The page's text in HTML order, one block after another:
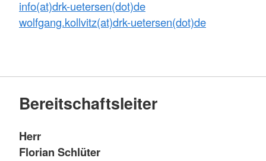
info(at)drk-uetersen(dot)de
wolfgang.kollvitz(at)drk-uetersen(dot)de
Bereitschaftsleiter
Herr
Florian Schlüter